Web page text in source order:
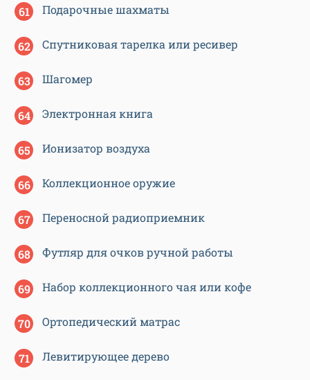
Подарочные шахматы
Спутниковая тарелка или ресивер
Шагомер
Электронная книга
Ионизатор воздуха
Коллекционное оружие
Переносной радиоприемник
Футляр для очков ручной работы
Набор коллекционного чая или кофе
Ортопедический матрас
Левитирующее дерево